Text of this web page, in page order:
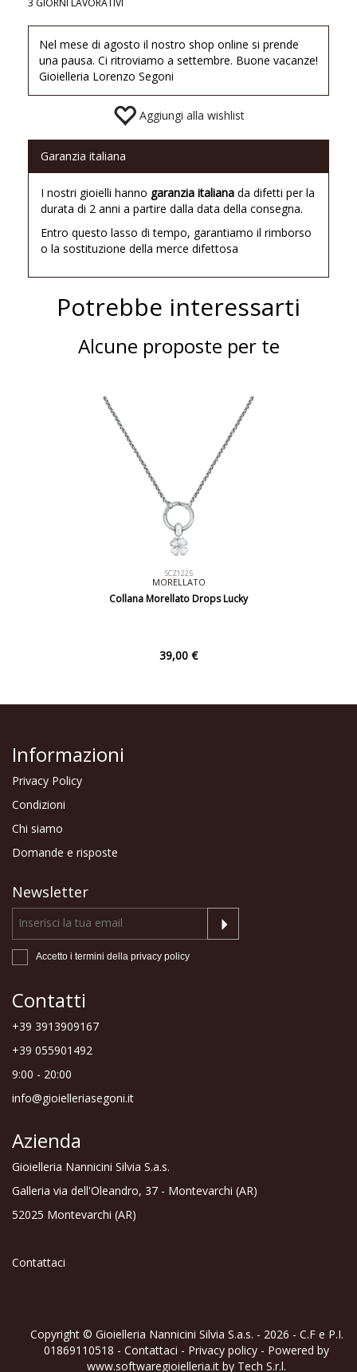
3 GIORNI LAVORATIVI
Nel mese di agosto il nostro shop online si prende
una pausa. Ci ritroviamo a settembre. Buone vacanze!
Gioielleria Lorenzo Segoni
Aggiungi alla wishlist
Garanzia italiana
I nostri gioielli hanno garanzia italiana da difetti per la
durata di 2 anni a partire dalla data della consegna.
Entro questo lasso di tempo, garantiamo il rimborso
o la sostituzione della merce difettosa
Potrebbe interessarti
Alcune proposte per te
SCZ1225
MORELLATO
Collana Morellato Drops Lucky
39,00 €
Informazioni
Privacy Policy
Condizioni
Chi siamo
Domande e risposte
Newsletter
Accetto i termini della privacy policy
Contatti
+39 3913909167
+39 055901492
9:00 - 20:00
info@gioielleriasegoni.it
Azienda
Gioielleria Nannicini Silvia S.a.s.
Galleria via dell'Oleandro, 37 - Montevarchi (AR)
52025 Montevarchi (AR)
Contattaci
Copyright © Gioielleria Nannicini Silvia S.a.s. - 2026 - C.F e P.I.
01869110518 - Contattaci - Privacy policy - Powered by
www.softwaregioielleria.it by Tech S.r.l.